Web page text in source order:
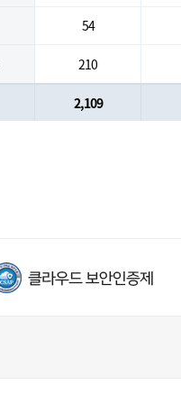
54
210
2,109